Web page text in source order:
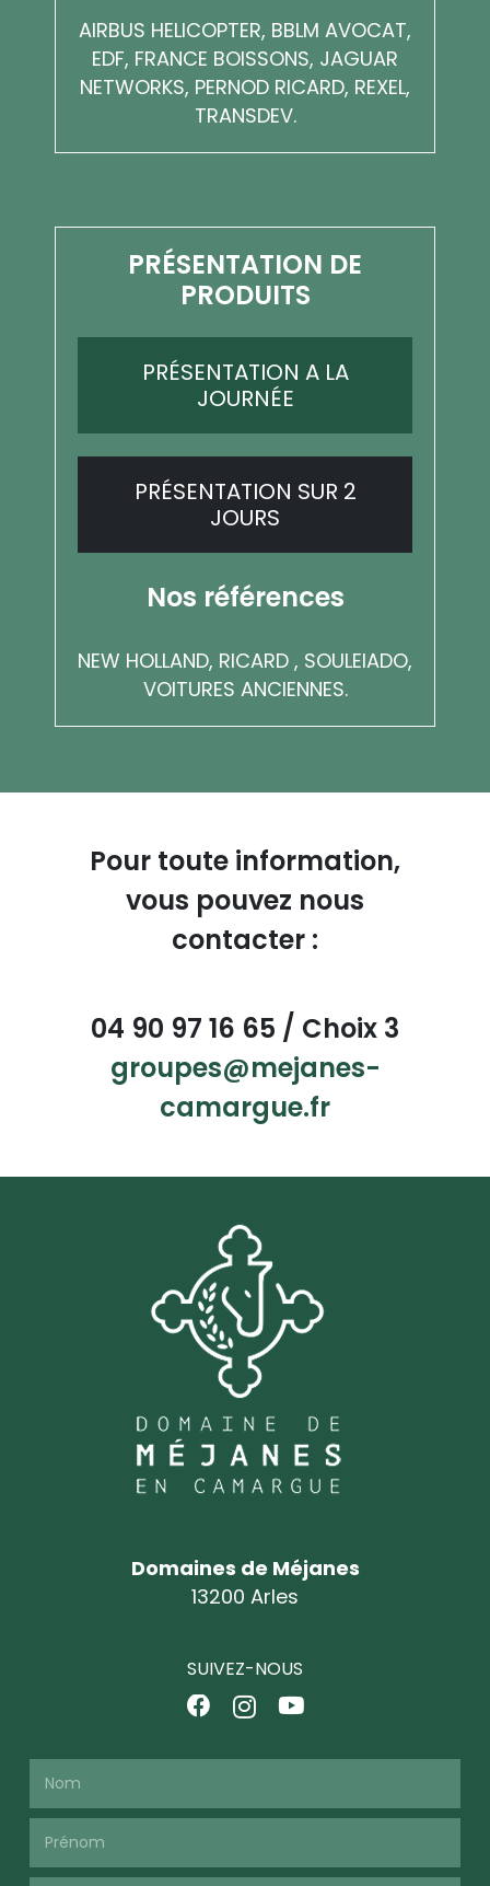
AIRBUS HELICOPTER, BBLM AVOCAT,
EDF, FRANCE BOISSONS, JAGUAR
NETWORKS, PERNOD RICARD, REXEL,
TRANSDEV.
PRÉSENTATION DE
PRODUITS
PRÉSENTATION A LA
JOURNÉE
PRÉSENTATION SUR 2
JOURS
Nos références
NEW HOLLAND, RICARD , SOULEIADO,
VOITURES ANCIENNES.
Pour toute information,
vous pouvez nous
contacter :
04 90 97 16 65 / Choix 3
groupes@mejanes-
camargue.fr
Domaines de Méjanes
13200 Arles
SUIVEZ-NOUS